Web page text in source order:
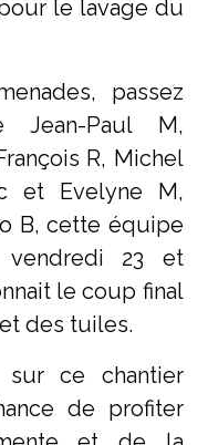
le lavage du
passez
Paul M,
R, Michel
et Evelyne M,
B, cette équipe
23 et
le coup final
des tuiles.
sur ce chantier
de profiter